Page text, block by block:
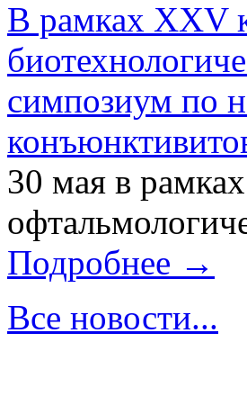
В рамках XXV
симпозиум по
30 мая в
Подробнее →
Все новости...